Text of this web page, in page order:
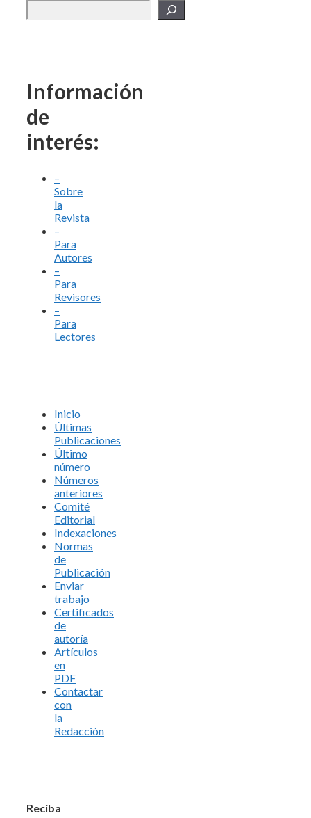
Información
de
interés:
–
Sobre
la
Revista
–
Para
Autores
–
Para
Revisores
–
Para
Lectores
Inicio
Últimas
Publicaciones
Último
número
Números
anteriores
Comité
Editorial
Indexaciones
Normas
de
Publicación
Enviar
trabajo
Certificados
de
autoría
Artículos
en
PDF
Contactar
con
la
Redacción
Reciba